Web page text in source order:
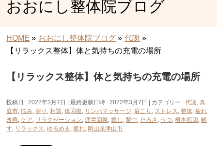
おおにし整体院ブログ
HOME » おおにし整体院ブログ » 代謝 »
【リラックス整体】体と気持ちの充電の場所
【リラックス整体】体と気持ちの充電の場所
投稿日 : 2022年3月7日 最終更新日時 : 2022年3月7日 カテゴリー :代謝,真
庭市,悩み,滞り ,相談,体回復, リンパマッサージ, 肩こり , ストレス,整体,疲れ
改善,ケア, リラクゼーション,疲労回復,癒し ,背中, だるさ , うつ,根本原因 ,解
す, リラックス,ゆるめる,疲れ, 岡山県津山市